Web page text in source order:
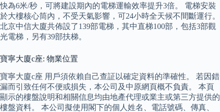
快為6米/秒，可將建設期內的電梯運輸效率提升3倍。 電梯安裝
於大樓核心筒內，不受天氣影響，可24小時全天候不間斷運行。
北京中信大廈共佈設了139部電梯，其中直梯100部，包括3部觀
光電梯，另有39部扶梯。
寶寧大廈c座: 物業位置
寶寧大廈c座 用戶須依賴自己查証以確定資料的準確性。 若因錯
漏而引致任何不便或損失，本公司及中原網頁概不負責。 本頁
顯示的樓盤說明和相關信息均由地產代理或業主或第三方提供的
樓盤資料。 本公司擬使用閣下的個人姓名、電話號碼、傳真、